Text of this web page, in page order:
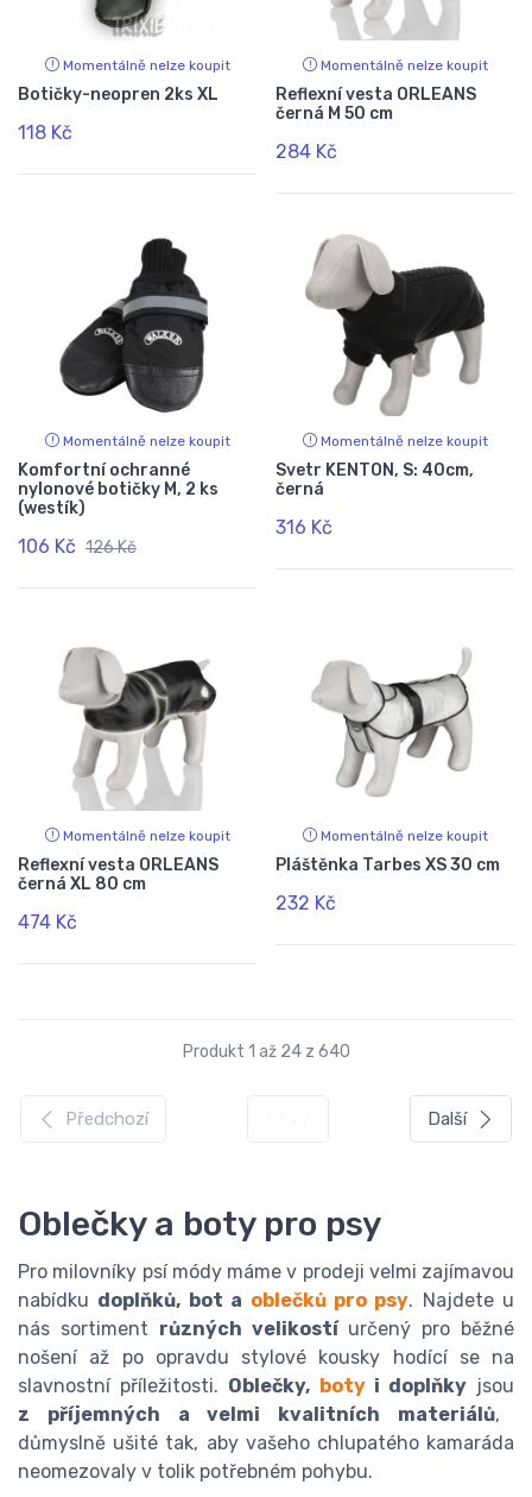
Momentálně nelze koupit
Botičky-neopren 2ks XL
118 Kč
Momentálně nelze koupit
Reflexní vesta ORLEANS
černá M 50 cm
284 Kč
Momentálně nelze koupit
Komfortní ochranné
nylonové botičky M, 2 ks
(westík)
106 Kč 126 Kč
Momentálně nelze koupit
Svetr KENTON, S: 40cm,
černá
316 Kč
Momentálně nelze koupit
Reflexní vesta ORLEANS
černá XL 80 cm
474 Kč
Momentálně nelze koupit
Pláštěnka Tarbes XS 30 cm
232 Kč
Produkt 1 až 24 z 640
Předchozí Další
Oblečky a boty pro psy
Pro milovníky psí módy máme v prodeji velmi zajímavou
nabídku doplňků, bot a oblečků pro psy. Najdete u
nás sortiment různých velikostíurčený pro běžné
nošení až po opravdu stylové kousky hodící se na
slavnostní příležitosti. Oblečky, botyi doplňkyjsou
z příjemných a velmi kvalitních materiálů,
důmyslně ušité tak, aby vašeho chlupatého kamaráda
neomezovaly v tolik potřebném pohybu.